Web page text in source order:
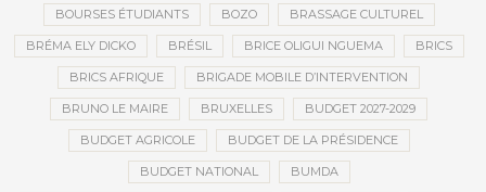
BOURSES ÉTUDIANTS BOZO BRASSAGE CULTUREL
BRÉMA ELY DICKO BRÉSIL BRICE OLIGUI NGUEMA BRICS
BRICS AFRIQUE BRIGADE MOBILE D’INTERVENTION
BRUNO LE MAIRE BRUXELLES BUDGET 2027-2029
BUDGET AGRICOLE BUDGET DE LA PRÉSIDENCE
BUDGET NATIONAL BUMDA